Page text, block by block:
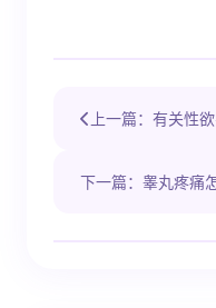
上一篇：有关性
下一篇：睾丸疼痛